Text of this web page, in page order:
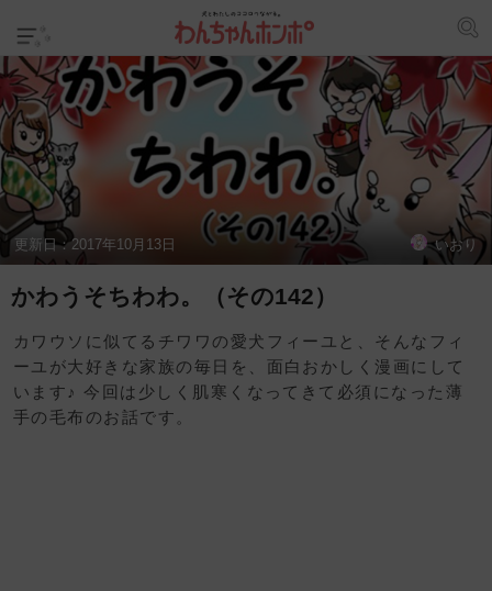
更新日：2017年10月13日 いおり
かわうそちわわ。（その142）
カワウソに似てるチワワの愛犬フィーユと、そんなフィ
ーユが大好きな家族の毎日を、面白おかしく漫画にして
います♪ 今回は少しく肌寒くなってきて必須になった薄
手の毛布のお話です。